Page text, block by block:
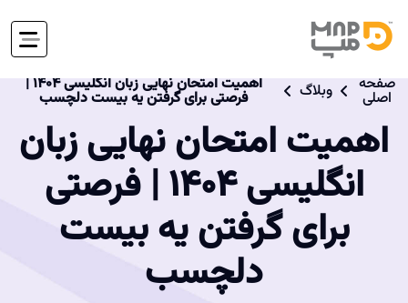
صفحه
اصلی وبلاگ اهمیت امتحان نهایی زبان انگلیسی 1404 |
فرصتی برای گرفتن یه بیست دلچسب
اهمیت امتحان نهایی زبان
انگلیسی 1404 | فرصتی
برای گرفتن یه بیست
دلچسب